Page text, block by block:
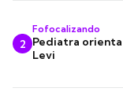
2
Fofocalizando
Pediatra
Levi